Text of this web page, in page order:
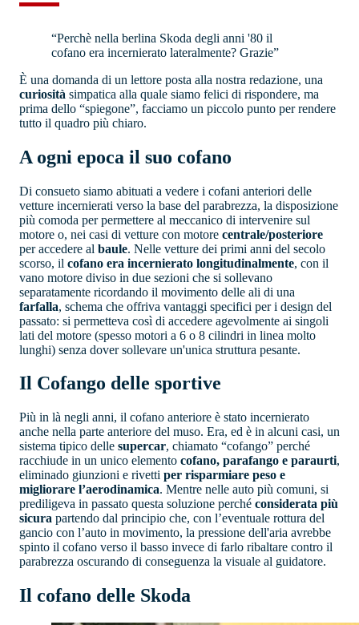
“Perchè nella berlina Skoda degli anni '80 il
cofano era incernierato lateralmente? Grazie”
È una domanda di un lettore posta alla nostra redazione, una
curiosità simpatica alla quale siamo felici di rispondere, ma
prima dello “spiegone”, facciamo un piccolo punto per rendere
tutto il quadro più chiaro.
A ogni epoca il suo cofano
Di consueto siamo abituati a vedere i cofani anteriori delle
vetture incernierati verso la base del parabrezza, la disposizione
più comoda per permettere al meccanico di intervenire sul
motore o, nei casi di vetture con motore centrale/posteriore
per accedere al baule. Nelle vetture dei primi anni del secolo
scorso, il cofano era incernierato longitudinalmente, con il
vano motore diviso in due sezioni che si sollevano
separatamente ricordando il movimento delle ali di una
farfalla, schema che offriva vantaggi specifici per i design del
passato: si permetteva così di accedere agevolmente ai singoli
lati del motore (spesso motori a 6 o 8 cilindri in linea molto
lunghi) senza dover sollevare un'unica struttura pesante.
Il Cofango delle sportive
Più in là negli anni, il cofano anteriore è stato incernierato
anche nella parte anteriore del muso. Era, ed è in alcuni casi, un
sistema tipico delle supercar, chiamato “cofango” perché
racchiude in un unico elemento cofano, parafango e paraurti,
eliminado giunzioni e rivetti per risparmiare peso e
migliorare l’aerodinamica. Mentre nelle auto più comuni, si
prediligeva in passato questa soluzione perché considerata più
sicura partendo dal principio che, con l’eventuale rottura del
gancio con l’auto in movimento, la pressione dell'aria avrebbe
spinto il cofano verso il basso invece di farlo ribaltare contro il
parabrezza oscurando di conseguenza la visuale al guidatore.
Il cofano delle Skoda